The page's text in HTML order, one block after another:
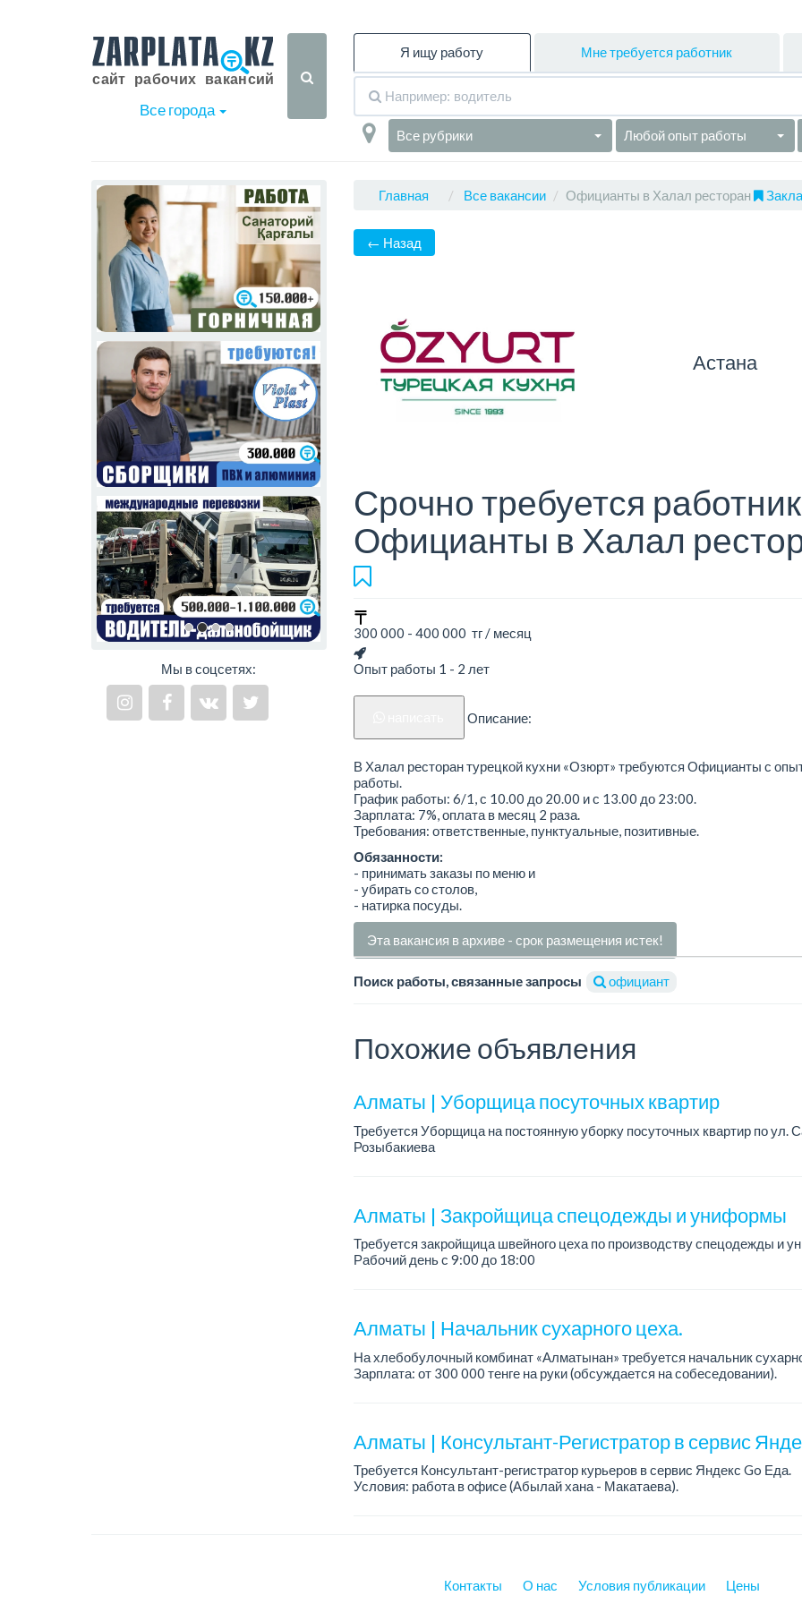
Все города
Я ищу работу Мне требуется работник
Все рубрики Любой опыт работы
Мы в соцсетях:
Главная Все вакансии Официанты в Халал ресторан
← Назад
Астана
Срочно требуется работник
Официанты в Халал
300 000 - 400 000 тг / месяц
Опыт работы 1 - 2 лет
Описание:
В Халал ресторан турецкой кухни «Озюрт» требуются Официанты с
работы.
График работы: 6/1, с 10.00 до 20.00 и с 13.00 до 23:00.
Зарплата: 7%, оплата в месяц 2 раза.
Требования: ответственные, пунктуальные, позитивные.
Обязанности:
- принимать заказы по меню и
- убирать со столов,
- натирка посуды.
Эта вакансия в архиве - срок размещения истек!
Поиск работы, связанные запросы официант
Похожие объявления
Алматы | Уборщица посуточных квартир
Требуется Уборщица на постоянную уборку посуточных квартир по ул.
Розыбакиева
Алматы | Закройщица спецодежды и униформы
Требуется закройщица швейного цеха по производству спецодежды и
Рабочий день с 9:00 до 18:00
Алматы | Начальник сухарного цеха.
На хлебобулочный комбинат «Алматынан» требуется начальник
Зарплата: от 300 000 тенге на руки (обсуждается на собеседовании).
Алматы | Консультант-Регистратор в сервис
Требуется Консультант-регистратор курьеров в сервис Яндекс Go Еда.
Условия: работа в офисе (Абылай хана - Макатаева).
Контакты О нас Условия публикации Цены